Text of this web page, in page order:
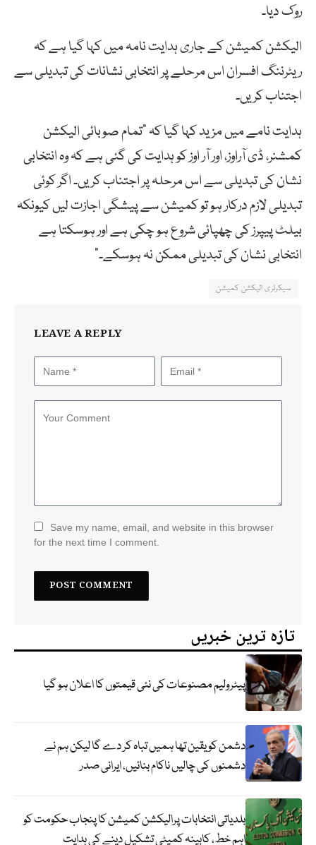
روک دیا۔
الیکشن کمیشن کے جاری ہدایت نامہ میں کہا گیا ہے کہ
ریٹرننگ افسران اس مرحلے پر انتخابی نشانات کی تبدیلی سے
اجتناب کریں۔
ہدایت نامے میں مزید کہا گیا کہ ”تمام صوبائی الیکشن
کمشنر، ڈی آراوز، اور آر اوز کو ہدایت کی گئی ہے کہ وہ انتخابی
نشان کی تبدیلی سے اس مرحلہ پر اجتناب کریں۔ اگر کوئی
تبدیلی لازم درکار ہو تو کمیشن سے پیشگی اجازت لیں کیونکہ
بیلٹ پیپرز کی چھپائی شروع ہو چکی ہے اور ہوسکتا ہے
انتخابی نشان کی تبدیلی ممکن نہ ہوسکے۔“
سیکرٹری الیکشن کمیشن
LEAVE A REPLY
Save my name, email, and website in this browser
for the next time I comment.
تازہ ترین خبریں
پیٹرولیم مصنوعات کی نئی قیمتوں کا اعلان ہو گیا
دشمن کو یقین تھا ہمیں تباہ کر دے گا لیکن ہم نے
دشمنوں کی چالیں ناکام بنائیں، ایرانی صدر
بلدیاتی انتخابات پرالیکشن کمیشن کا پنجاب حکومت کو
اہم خط، کابینہ کمیٹی تشکیل دینے کی ہدایت